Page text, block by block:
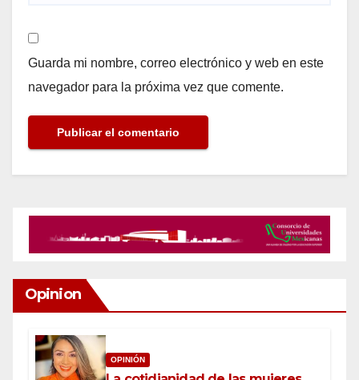
Guarda mi nombre, correo electrónico y web en este
navegador para la próxima vez que comente.
Opinion
OPINIÓN